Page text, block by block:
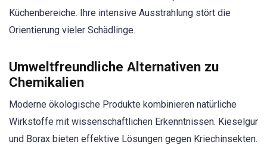
Küchenbereiche. Ihre intensive Ausstrahlung stört die
Orientierung vieler Schädlinge.
Umweltfreundliche Alternativen zu
Chemikalien
Moderne ökologische Produkte kombinieren natürliche
Wirkstoffe mit wissenschaftlichen Erkenntnissen. Kieselgur
und Borax bieten effektive Lösungen gegen Kriechinsekten.